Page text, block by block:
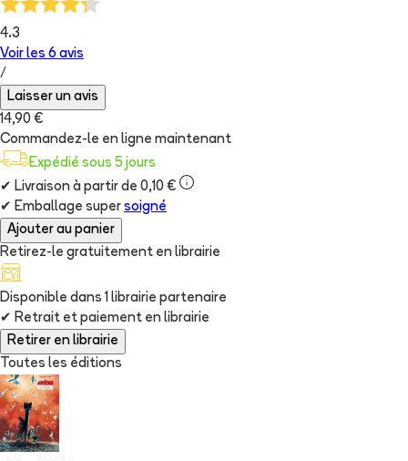
4.3
Voir les 6 avis
/
Laisser un avis
14,90 €
Commandez-le en ligne maintenant
Expédié sous 5 jours
✔ Livraison à partir de 0,10 €
✔ Emballage super soigné
Ajouter au panier
Retirez-le gratuitement en librairie
Disponible dans 1 librairie partenaire
✔ Retrait et paiement en librairie
Retirer en librairie
Toutes les éditions